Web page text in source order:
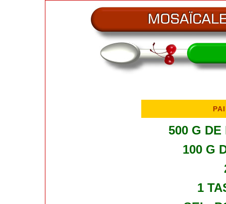
500 G DE
100 G
1